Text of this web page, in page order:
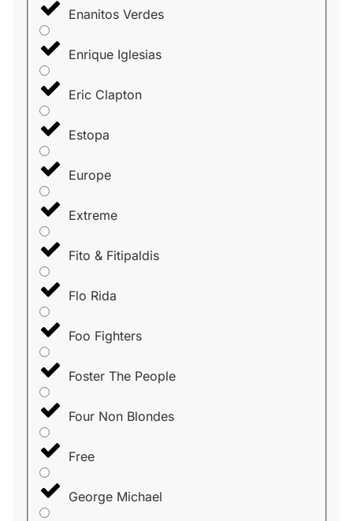
Enanitos Verdes
Enrique Iglesias
Eric Clapton
Estopa
Europe
Extreme
Fito & Fitipaldis
Flo Rida
Foo Fighters
Foster The People
Four Non Blondes
Free
George Michael